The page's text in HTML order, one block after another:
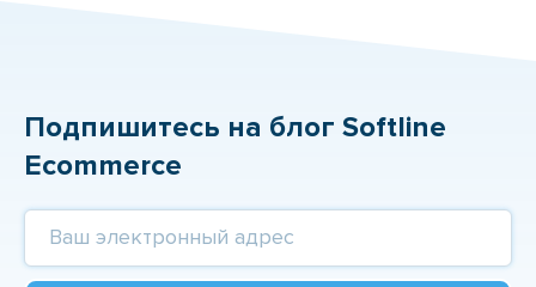
Подпишитесь на блог Softline
Ecommerce